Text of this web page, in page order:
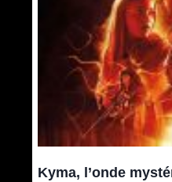
Kyma, l’onde